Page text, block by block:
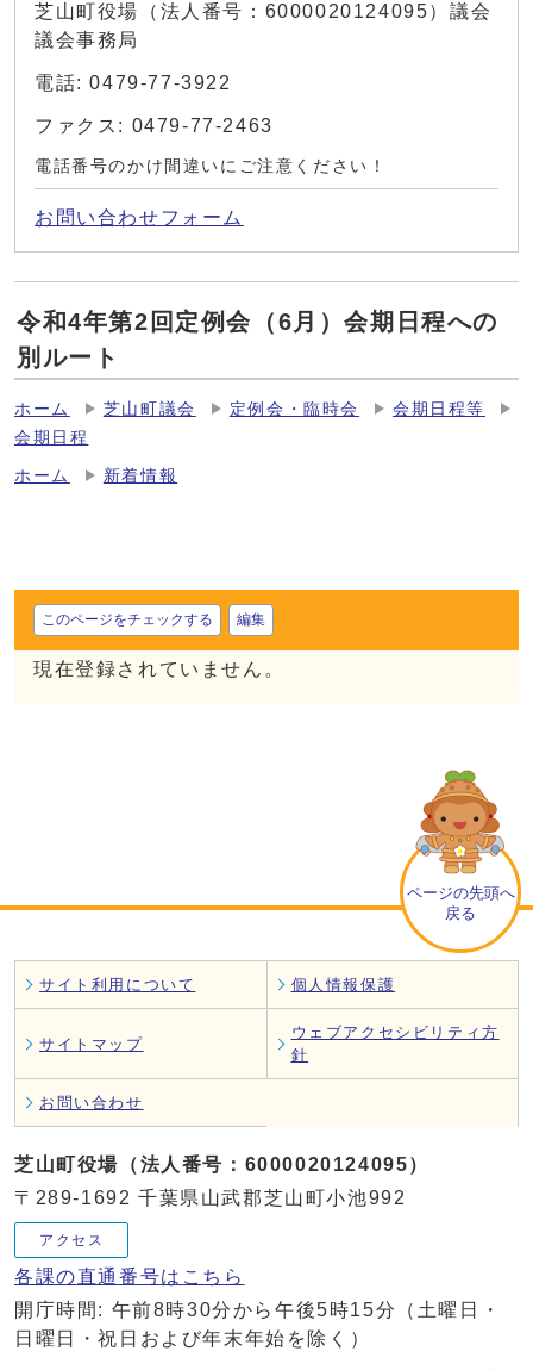
芝山町役場（法人番号：6000020124095）議会
議会事務局
電話: 0479-77-3922
ファクス: 0479-77-2463
電話番号のかけ間違いにご注意ください！
お問い合わせフォーム
令和4年第2回定例会（6月）会期日程への
別ルート
ホーム 芝山町議会 定例会・臨時会
会期日程等
会期日程
ホーム 新着情報
このページをチェックする 編集
現在登録されていません。
ページの先頭へ
戻る
サイト利用について 個人情報保護
サイトマップ
ウェブアクセシビリティ方
針
お問い合わせ
芝山町役場（法人番号：6000020124095）
〒289-1692 千葉県山武郡芝山町小池992
アクセス
各課の直通番号はこちら
開庁時間: 午前8時30分から午後5時15分（土曜日・
日曜日・祝日および年末年始を除く）